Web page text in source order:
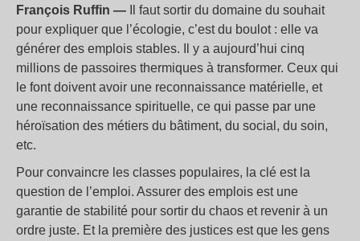
François Ruffin — Il faut sortir du domaine du souhait
pour expliquer que l’écologie, c’est du boulot : elle va
générer des emplois stables. Il y a aujourd’hui cinq
millions de passoires thermiques à transformer. Ceux qui
le font doivent avoir une reconnaissance matérielle, et
une reconnaissance spirituelle, ce qui passe par une
héroïsation des métiers du bâtiment, du social, du soin,
etc.
Pour convaincre les classes populaires, la clé est la
question de l’emploi. Assurer des emplois est une
garantie de stabilité pour sortir du chaos et revenir à un
ordre juste. Et la première des justices est que les gens